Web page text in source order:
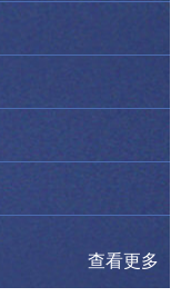
查看更多